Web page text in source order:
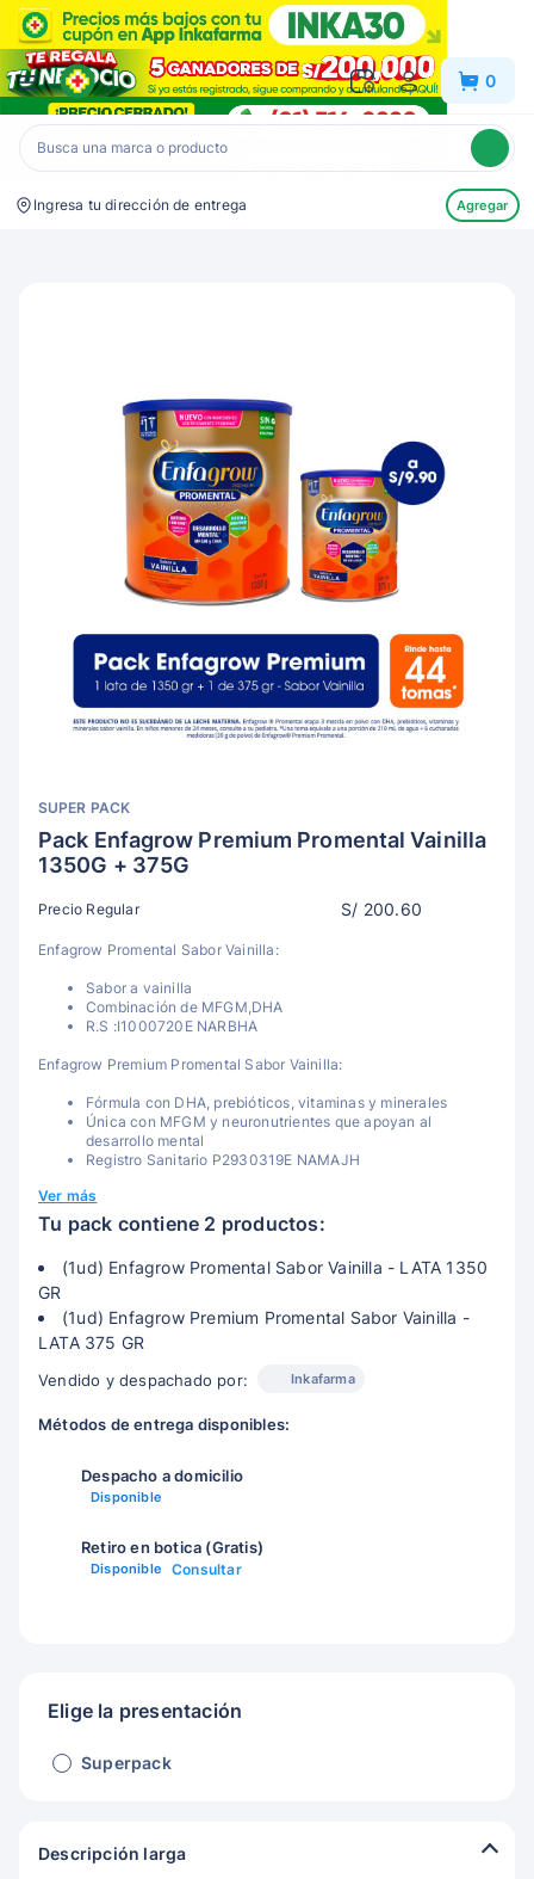
Inkafarma 0
Ingresa tu dirección de entrega Agregar
SUPER PACK
Pack Enfagrow Premium Promental Vainilla
1350G + 375G
Precio Regular S/ 200.60
Enfagrow Promental Sabor Vainilla:
Sabor a vainilla
Combinación de MFGM,DHA
R.S :I1000720E NARBHA
Enfagrow Premium Promental Sabor Vainilla:
Fórmula con DHA, prebióticos, vitaminas y minerales
Única con MFGM y neuronutrientes que apoyan al
desarrollo mental
Registro Sanitario P2930319E NAMAJH
Ver más
Tu pack contiene 2 productos:
(1ud) Enfagrow Promental Sabor Vainilla - LATA 1350
GR
(1ud) Enfagrow Premium Promental Sabor Vainilla -
LATA 375 GR
Vendido y despachado por: Inkafarma
Métodos de entrega disponibles:
Despacho a domicilio
Disponible
Retiro en botica (Gratis)
Disponible Consultar
Elige la presentación
Superpack
Descripción larga